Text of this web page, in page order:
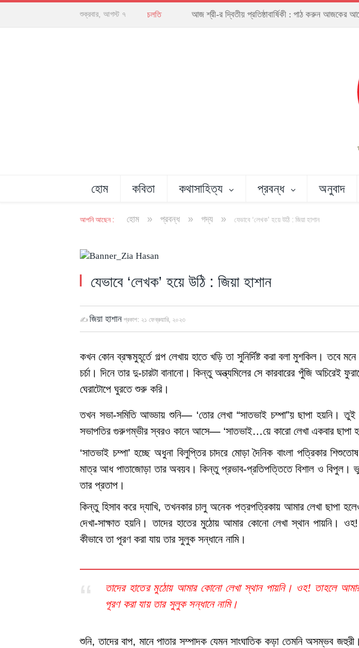
শুক্রবার, আগস্ট ৭ চলতি আজ শ্রী-র দ্বিতীয় প্রতিষ্ঠাবার্ষিকী : পাঠ করুন আজকের
হোম কবিতা কথাসাহিত্য প্রবন্ধ অনুবাদ
আপনি আছেন : হোম » প্রবন্ধ » গদ্য » যেভাবে ‘লেখক’ হয়ে উঠি : জিয়া হাশান
যেভাবে ‘লেখক’ হয়ে উঠি : জিয়া হাশান
✍ জিয়া হাশান প্রকাশ: ২১ ফেব্রুয়ারি, ২০২৩
কখন কোন ব্রহ্মমুহূর্তে গল্প লেখায় হাতে খড়ি তা সুনির্দিষ্ট করা বলা মুশকিল। তবে
চর্চা। দিনে তার দু-চারটা বানানো। কিন্তু অন্ত্যমিলের সে কারবারের পুঁজি অচিরেই
ঘেরাটোপে ঘুরতে শুরু করি।
তখন সভা-সমিতি আড্ডায় শুনি— ‘তোর লেখা “সাতভাই চম্পা”য় ছাপা হয়নি।
সভাপতির গুরুগম্ভীর স্বরও কানে আসে— ‘সাতভাই…য়ে কারো লেখা একবার ছাপা
‘সাতভাই চম্পা’ হচ্ছে অধুনা বিলুপ্তির চাদরে মোড়া দৈনিক বাংলা পত্রিকার
মাত্র আধ পাতাজোড়া তার অবয়ব। কিন্তু প্রভাব-প্রতিপত্তিতে বিশাল ও বিপুল।
তার প্রতাপ।
কিন্তু হিসাব করে দ্যাখি, তখনকার চালু অনেক পত্রপত্রিকায় আমার লেখা ছাপা
দেখা-সাক্ষাত হয়নি। তাদের হাতের মুঠোয় আমার কোনো লেখা স্থান পায়নি।
কীভাবে তা পূরণ করা যায় তার সুলুক সন্ধানে নামি।
তাদের হাতের মুঠোয় আমার কোনো লেখা স্থান পায়নি। ওহ! তাহলে
পূরণ করা যায় তার সুলুক সন্ধানে নামি।
শুনি, তাদের বাপ, মানে পাতার সম্পাদক যেমন সাংঘাতিক কড়া তেমনি অসম্ভব